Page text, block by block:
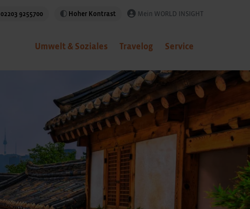
02203 9255700 Hoher Kontrast Mein WORLD INSIGHT
Umwelt & Soziales Travelog Service